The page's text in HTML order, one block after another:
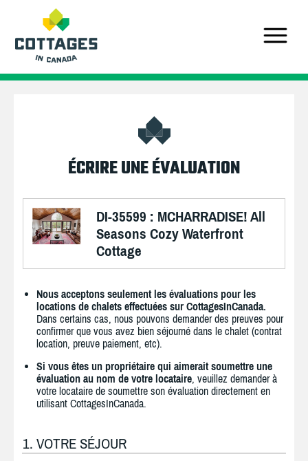
ÉCRIRE UNE ÉVALUATION
DI-35599 : MCHARRADISE! All
Seasons Cozy Waterfront
Cottage
Nous acceptons seulement les évaluations pour les
locations de chalets effectuées sur CottagesInCanada.
Dans certains cas, nous pouvons demander des preuves pour
confirmer que vous avez bien séjourné dans le chalet (contrat
location, preuve paiement, etc).
Si vous êtes un propriétaire qui aimerait soumettre une
évaluation au nom de votre locataire, veuillez demander à
votre locataire de soumettre son évaluation directement en
utilisant CottagesInCanada.
1. VOTRE SÉJOUR